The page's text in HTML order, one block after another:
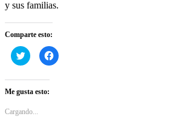
y sus familias.
Comparte esto:
Haz
clic
en
Twitter
(Se
en
Haz
clic
Me gusta esto:
Cargando...